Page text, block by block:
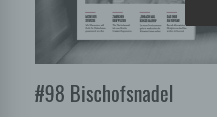
#98 Bischofsnadel